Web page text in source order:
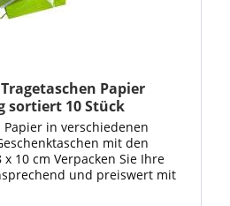
Papier
sortiert 10 Stück
Papier in verschiedenen
mit den
10 cm Verpacken Sie Ihre
und preiswert mit